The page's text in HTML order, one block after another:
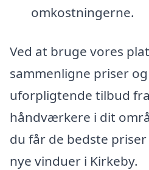
omkostningerne.
Ved at bruge vores
sammenligne priser
uforpligtende tilbud
håndværkere i dit
du får de bedste
nye vinduer i Kirkeby.